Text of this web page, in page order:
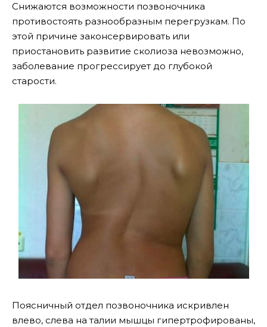
Снижаются возможности позвоночника
противостоять разнообразным перегрузкам. По
этой причине законсервировать или
приостановить развитие сколиоза невозможно,
заболевание прогрессирует до глубокой
старости.
Поясничный отдел позвоночника искривлен
влево, слева на талии мышцы гипертрофированы,